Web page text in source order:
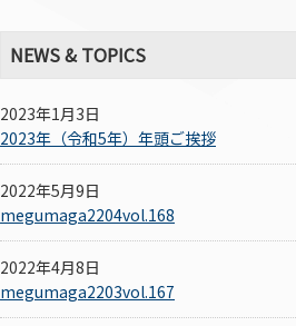
NEWS & TOPICS
2023年1月3日
2023年（令和5年）年頭ご挨拶
2022年5月9日
megumaga2204vol.168
2022年4月8日
megumaga2203vol.167